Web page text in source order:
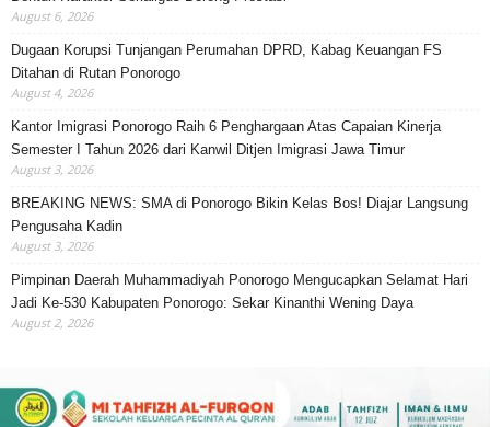
August 6, 2026
Dugaan Korupsi Tunjangan Perumahan DPRD, Kabag Keuangan FS
Ditahan di Rutan Ponorogo
August 4, 2026
Kantor Imigrasi Ponorogo Raih 6 Penghargaan Atas Capaian Kinerja
Semester I Tahun 2026 dari Kanwil Ditjen Imigrasi Jawa Timur
August 3, 2026
BREAKING NEWS: SMA di Ponorogo Bikin Kelas Bos! Diajar Langsung
Pengusaha Kadin
August 3, 2026
Pimpinan Daerah Muhammadiyah Ponorogo Mengucapkan Selamat Hari
Jadi Ke-530 Kabupaten Ponorogo: Sekar Kinanthi Wening Daya
August 2, 2026